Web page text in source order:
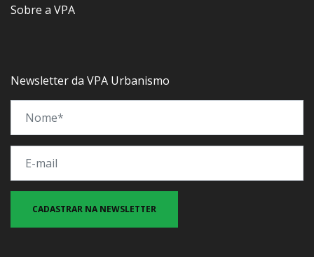
Sobre a VPA
Newsletter da VPA Urbanismo